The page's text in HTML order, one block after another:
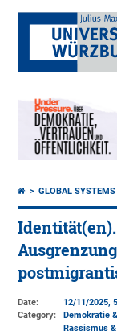
GLOBAL SYSTEMS
Date:
12/11/2025,
Category:
Demokratie
Rassismus